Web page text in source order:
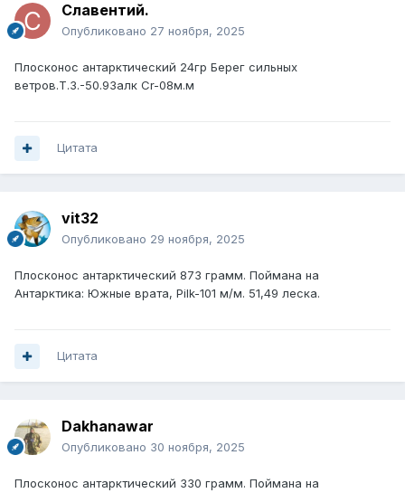
Славентий.
Опубликовано 27 ноября, 2025
Плосконос антарктический 24гр Берег сильных
ветров.Т.З.-50.93алк Cr-08м.м
Цитата
vit32
Опубликовано 29 ноября, 2025
Плосконос антарктический 873 грамм. Поймана на
Антарктика: Южные врата, Pilk-101 м/м. 51,49 леска.
Цитата
Dakhanawar
Опубликовано 30 ноября, 2025
Плосконос антарктический 330 грамм. Поймана на